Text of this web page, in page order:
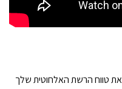
טווח הרשת האלחוטית שלך